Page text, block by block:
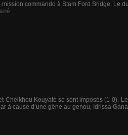
commando à Stam Ford Bridge. Le
Kouyaté se sont imposés (1-0).
à cause d’une gêne au genou, Idrissa